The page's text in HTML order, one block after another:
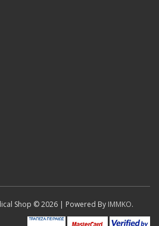
Shop © 2026 | Powered By IMMKO.